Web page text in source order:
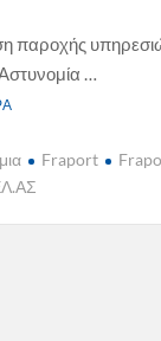
παροχής
…
Fraport